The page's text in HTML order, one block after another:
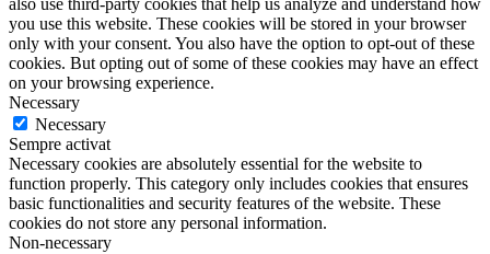
also use third-party cookies that help us analyze and understand how
you use this website. These cookies will be stored in your browser
only with your consent. You also have the option to opt-out of these
cookies. But opting out of some of these cookies may have an effect
on your browsing experience.
Necessary
Necessary
Sempre activat
Necessary cookies are absolutely essential for the website to
function properly. This category only includes cookies that ensures
basic functionalities and security features of the website. These
cookies do not store any personal information.
Non-necessary